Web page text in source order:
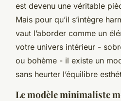
est devenu une véritable
Mais pour qu’il s’intègre
vaut l’aborder comme un
votre univers intérieur -
ou bohème - il existe un
sans heurter l’équilibre
Le modèle minimaliste